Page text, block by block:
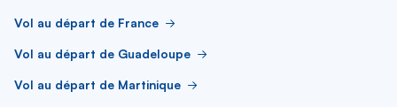
Vol au départ de France
Vol au départ de Guadeloupe
Vol au départ de Martinique